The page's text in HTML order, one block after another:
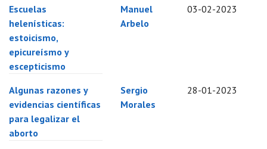
Escuelas
helenísticas:
estoicismo,
epicureísmo y
escepticismo
Manuel
Arbelo
03-02-2023
Algunas razones y
evidencias científicas
para legalizar el
aborto
Sergio
Morales
28-01-2023